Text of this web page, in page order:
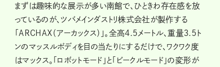
まずは趣味的な展示が多い南館で、ひときわ存在感を放
っているのが、ツバメインダストリ株式会社が製作する
「ARCHAX（アーカックス）」。全高4.5メートル、重量3.5ト
ンのマッスルボディを目の当たりにするだけで、ワクワク度
はマックス。「ロボットモード」と「ビークルモード」の変形が